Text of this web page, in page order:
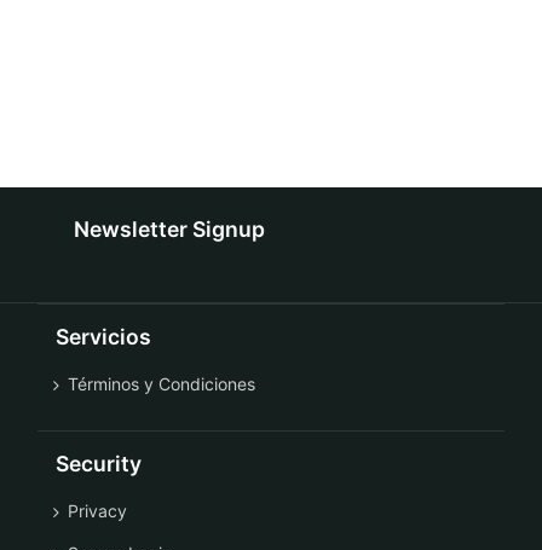
Newsletter Signup
Servicios
Términos y Condiciones
Security
Privacy